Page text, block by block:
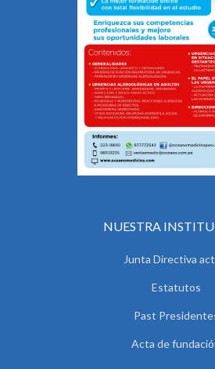
NUESTRA
Junta Directiva
Estatutos
Past
Acta de